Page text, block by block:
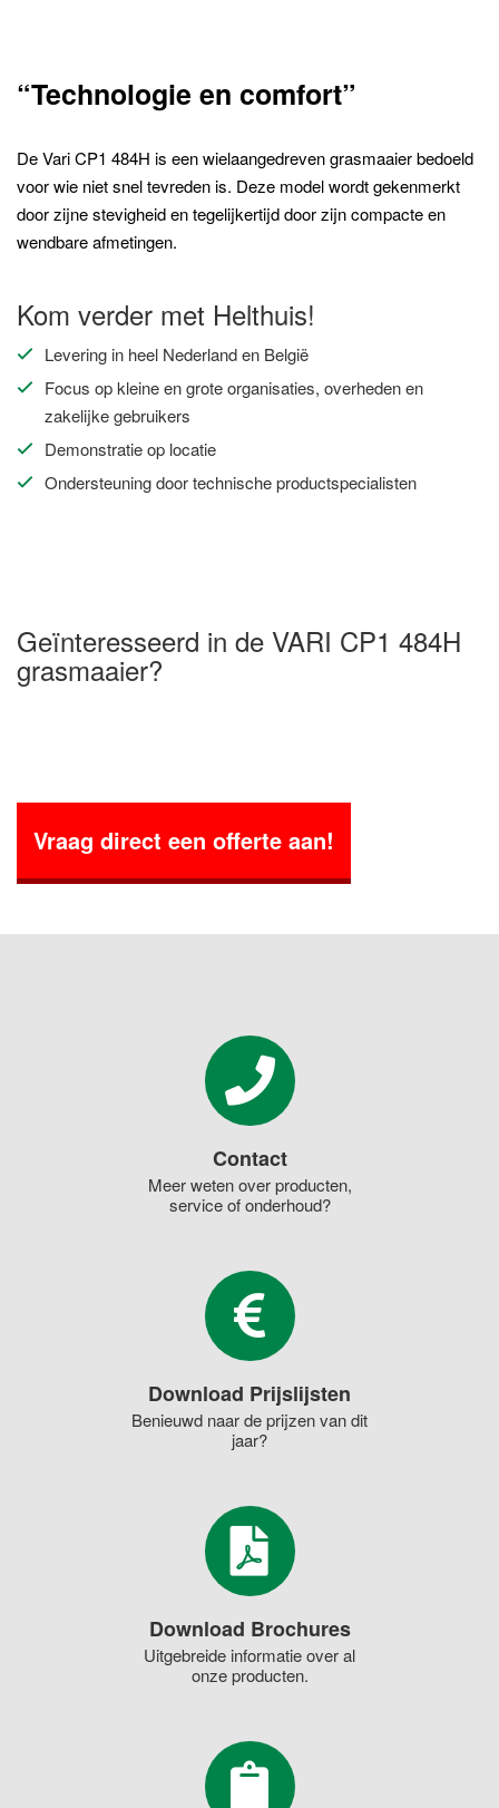
“Technologie en comfort”
De Vari CP1 484H is een wielaangedreven grasmaaier bedoeld
voor wie niet snel tevreden is. Deze model wordt gekenmerkt
door zijne stevigheid en tegelijkertijd door zijn compacte en
wendbare afmetingen.
Kom verder met Helthuis!
Levering in heel Nederland en België
Focus op kleine en grote organisaties, overheden en
zakelijke gebruikers
Demonstratie op locatie
Ondersteuning door technische productspecialisten
Geïnteresseerd in de VARI CP1 484H
grasmaaier?
Vraag direct een offerte aan!
Contact
Meer weten over producten,
service of onderhoud?
Download Prijslijsten
Benieuwd naar de prijzen van dit
jaar?
Download Brochures
Uitgebreide informatie over al
onze producten.